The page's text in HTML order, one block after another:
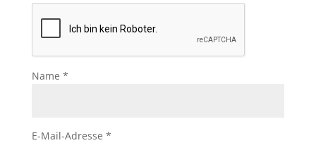
Name *
E-Mail-Adresse *